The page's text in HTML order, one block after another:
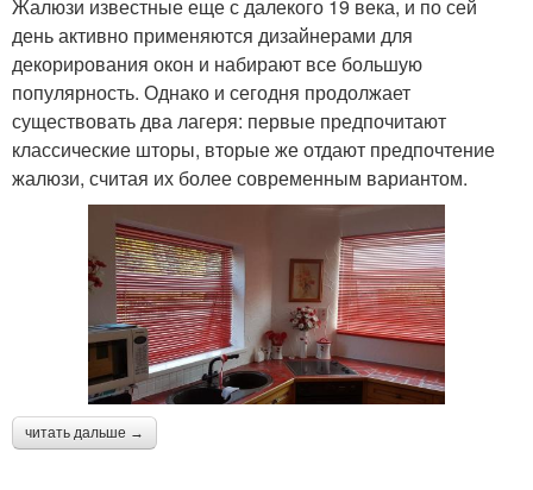
Жалюзи известные еще с далекого 19 века, и по сей
день активно применяются дизайнерами для
декорирования окон и набирают все большую
популярность. Однако и сегодня продолжает
существовать два лагеря: первые предпочитают
классические шторы, вторые же отдают предпочтение
жалюзи, считая их более современным вариантом.
читать дальше →